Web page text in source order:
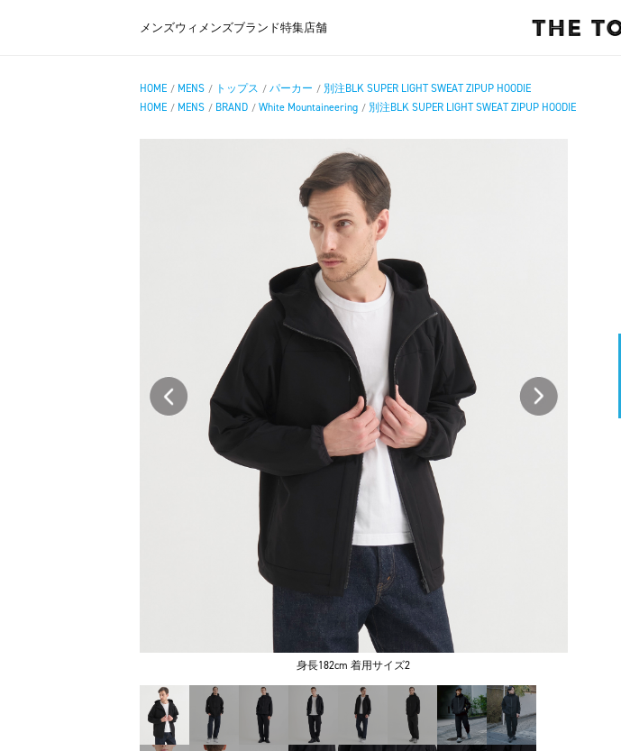
メンズウィメンズブランド特集店舗
HOME / MENS / トップス / パーカー / 別注BLK SUPER LIGHT SWEAT ZIPUP HOODIE
HOME / MENS / BRAND / White Mountaineering / 別注BLK SUPER LIGHT SWEAT ZIPUP HOODIE
身長182cm 着用サイズ2